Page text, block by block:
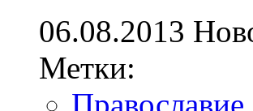
06.08.2013
Метки:
Православие